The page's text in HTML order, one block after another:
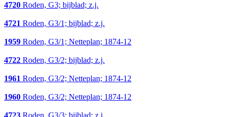
4720 Roden, G3; bijblad; z.j.
4721 Roden, G3/1; bijblad; z.j.
1959 Roden, G3/1; Netteplan; 1874-12
4722 Roden, G3/2; bijblad; z.j.
1961 Roden, G3/2; Netteplan; 1874-12
1960 Roden, G3/2; Netteplan; 1874-12